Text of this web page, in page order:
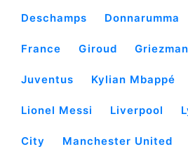
Deschamps Donnarumma
France Giroud
Juventus Kylian Mbappé
Lionel Messi Liverpool
City Manchester United